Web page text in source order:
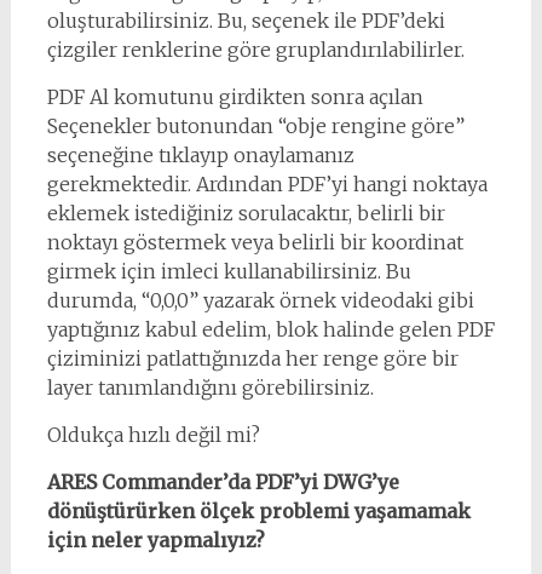
oluşturabilirsiniz. Bu, seçenek ile PDF’deki
çizgiler renklerine göre gruplandırılabilirler.
PDF Al komutunu girdikten sonra açılan
Seçenekler butonundan “obje rengine göre”
seçeneğine tıklayıp onaylamanız
gerekmektedir. Ardından PDF’yi hangi noktaya
eklemek istediğiniz sorulacaktır, belirli bir
noktayı göstermek veya belirli bir koordinat
girmek için imleci kullanabilirsiniz. Bu
durumda, “0,0,0” yazarak örnek videodaki gibi
yaptığınız kabul edelim, blok halinde gelen PDF
çiziminizi patlattığınızda her renge göre bir
layer tanımlandığını görebilirsiniz.
Oldukça hızlı değil mi?
ARES Commander’da PDF’yi DWG’ye
dönüştürürken ölçek problemi yaşamamak
için neler yapmalıyız?